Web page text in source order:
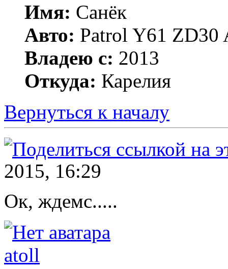
Имя: Санёк
Авто: Patrol Y61 ZD30
Владею с: 2013
Откуда: Карелия
Вернуться к началу
2015, 16:29
Ок, ждемс.....
atoll